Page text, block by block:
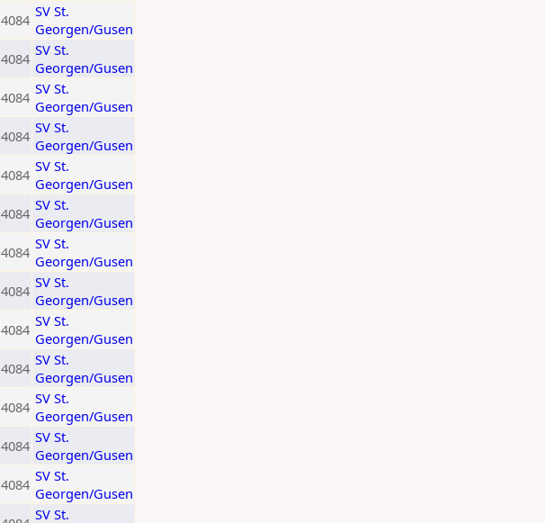
4084 SV St.
Georgen/Gusen
4084 SV St.
Georgen/Gusen
4084 SV St.
Georgen/Gusen
4084 SV St.
Georgen/Gusen
4084 SV St.
Georgen/Gusen
4084 SV St.
Georgen/Gusen
4084 SV St.
Georgen/Gusen
4084 SV St.
Georgen/Gusen
4084 SV St.
Georgen/Gusen
4084 SV St.
Georgen/Gusen
4084 SV St.
Georgen/Gusen
4084 SV St.
Georgen/Gusen
4084 SV St.
Georgen/Gusen
SV St.